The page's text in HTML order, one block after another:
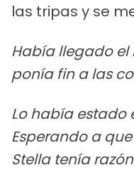
las tripas y se
Había llegado el
ponía fin a las
Lo había estado
Esperando a
Stella tenía